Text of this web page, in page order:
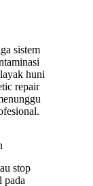
sistem
huni
repair
stop
pada